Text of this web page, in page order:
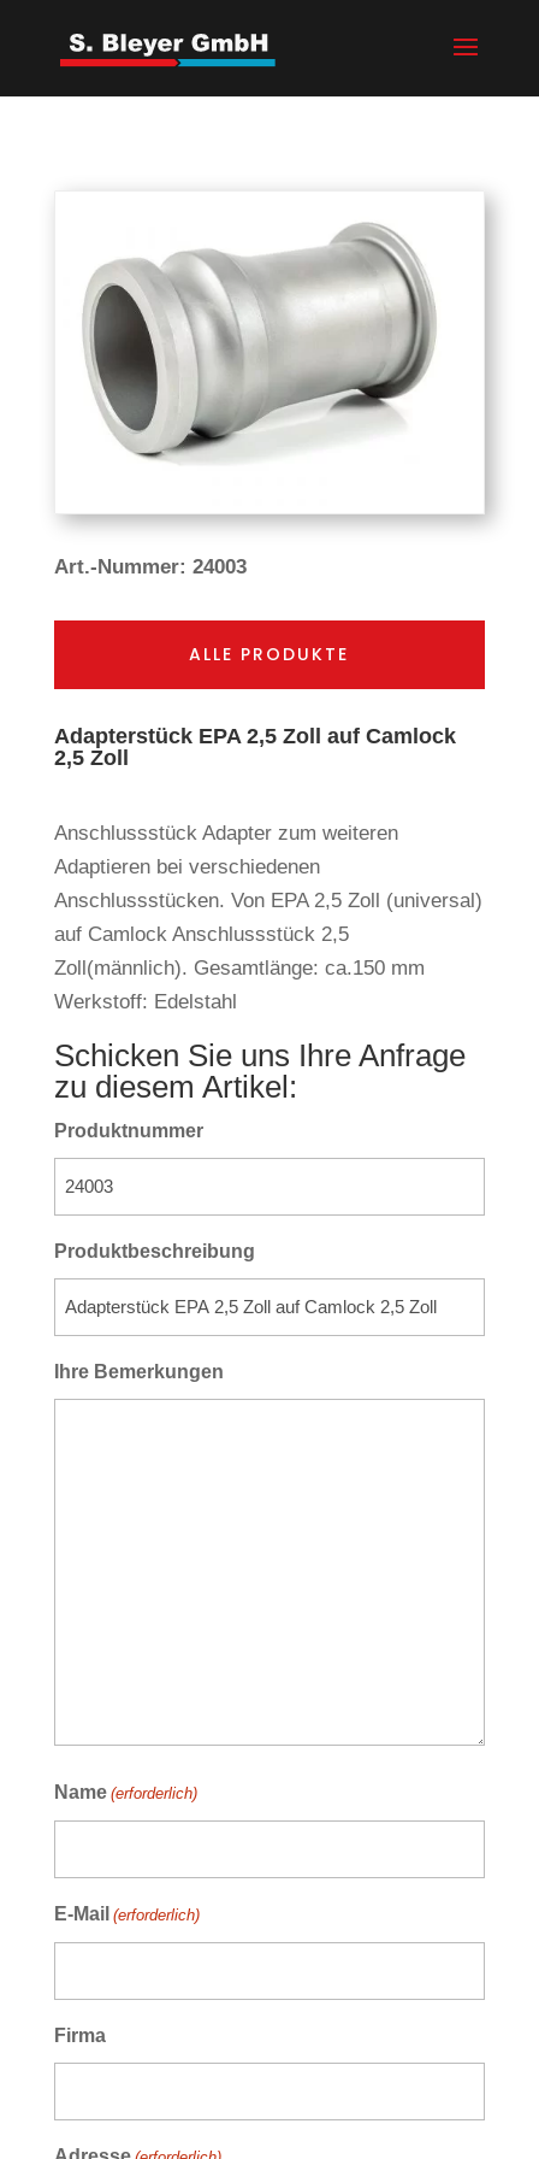
Art.-Nummer: 24003
ALLE PRODUKTE
Adapterstück EPA 2,5 Zoll auf Camlock
2,5 Zoll
Anschlussstück Adapter zum weiteren
Adaptieren bei verschiedenen
Anschlussstücken. Von EPA 2,5 Zoll (universal)
auf Camlock Anschlussstück 2,5
Zoll(männlich). Gesamtlänge: ca.150 mm
Werkstoff: Edelstahl
Schicken Sie uns Ihre Anfrage
zu diesem Artikel:
Produktnummer
Produktbeschreibung
Ihre Bemerkungen
Name (erforderlich)
E-Mail (erforderlich)
Firma